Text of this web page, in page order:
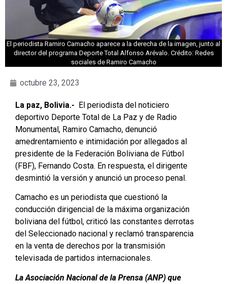
El periodista Ramiro Camacho aparece a la derecha de la imagen, junto al
director del programa Deporte Total Alfonso Arévalo. Crédito: Redes
sociales de Ramiro Camacho
octubre 23, 2023
La paz, Bolivia.- El periodista del noticiero
deportivo Deporte Total de La Paz y de Radio
Monumental, Ramiro Camacho, denunció
amedrentamiento e intimidación por allegados al
presidente de la Federación Boliviana de Fútbol
(FBF), Fernando Costa. En respuesta, el dirigente
desmintió la versión y anunció un proceso penal.
Camacho es un periodista que cuestionó la
conducción dirigencial de la máxima organización
boliviana del fútbol, criticó las constantes derrotas
del Seleccionado nacional y reclamó transparencia
en la venta de derechos por la transmisión
televisada de partidos internacionales.
La Asociación Nacional de la Prensa (ANP) que